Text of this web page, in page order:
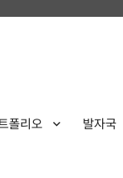
폴리오 발자국